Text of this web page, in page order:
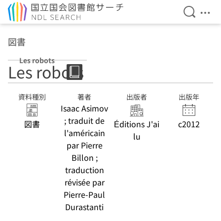
検索を
メ
図書
Les robots
Les robots
資料種別
図書
著者
Isaac Asimov
; traduit de
l'américain
par Pierre
Billon ;
traduction
révisée par
Pierre-Paul
Durastanti
出版者
Éditions J'ai
lu
出版年
c2012